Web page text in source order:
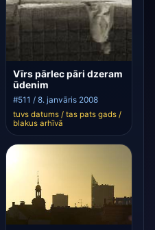
Vīrs pārlec pāri dzeram
ūdenim
#511 / 8. janvāris 2008
tuvs datums / tas pats gads /
blakus arhīvā